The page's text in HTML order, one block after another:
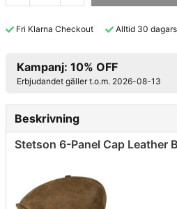
Fri Klarna Checkout Alltid 30
Kampanj: 10% OFF
Erbjudandet gäller t.o.m. 2026-08-13
Beskrivning
Stetson 6-Panel Cap Leather